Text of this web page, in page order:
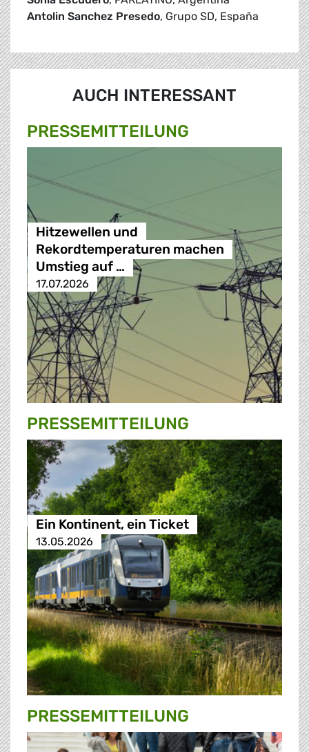
Antolin Sanchez Presedo, Grupo SD, España
AUCH INTERESSANT
PRESSE­MITTEILUNG
Hitzewellen und
Rekordtemperaturen machen
Umstieg auf …
17.07.2026
PRESSE­MITTEILUNG
Ein Kontinent, ein Ticket
13.05.2026
PRESSE­MITTEILUNG